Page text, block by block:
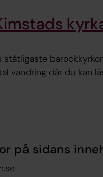
vandring där du kan
på sidans